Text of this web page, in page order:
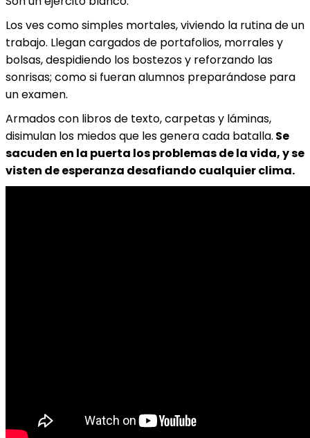
Los ves como simples mortales, viviendo la rutina de un
trabajo. Llegan cargados de portafolios, morrales y
bolsas, despidiendo los bostezos y reforzando las
sonrisas; como si fueran alumnos preparándose para
un examen.
Armados con libros de texto, carpetas y láminas,
disimulan los miedos que les genera cada batalla. Se
sacuden en la puerta los problemas de la vida, y se
visten de esperanza desafiando cualquier clima.